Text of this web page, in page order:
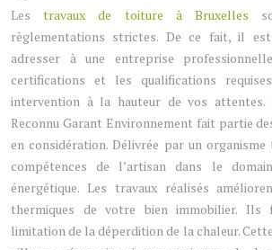
Lestravaux de toiture à Bruxelles
règlementations strictes. De ce fait, il
adresser à une entreprise
certifications et les qualifications
intervention à la hauteur de vos attentes.
Reconnu Garant Environnement fait partie
en considération. Délivrée par un
compétences de l’artisan dans le
énergétique. Les travaux réalisés
thermiques de votre bien immobilier. Ils
limitation de la déperdition de la chaleur.